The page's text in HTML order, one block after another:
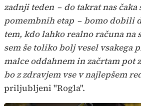
zadnji teden – do takrat nas čaka
pomembnih etap –bomo dobili
tem, kdo lahko realno računa na
sem še toliko bolj vesel vsakega
malce oddahnem in začrtam pot
bo z zdravjem vse v najlepšem
priljubljeni "Rogla".